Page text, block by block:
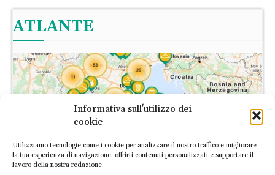
Informativa sull'utilizzo dei
cookie
Utilizziamo tecnologie come i cookie per analizzare il nostro traffico e migliorare
la tua esperienza di navigazione, offrirti contenuti personalizzati e supportare il
lavoro della nostra redazione.
ATLANTE